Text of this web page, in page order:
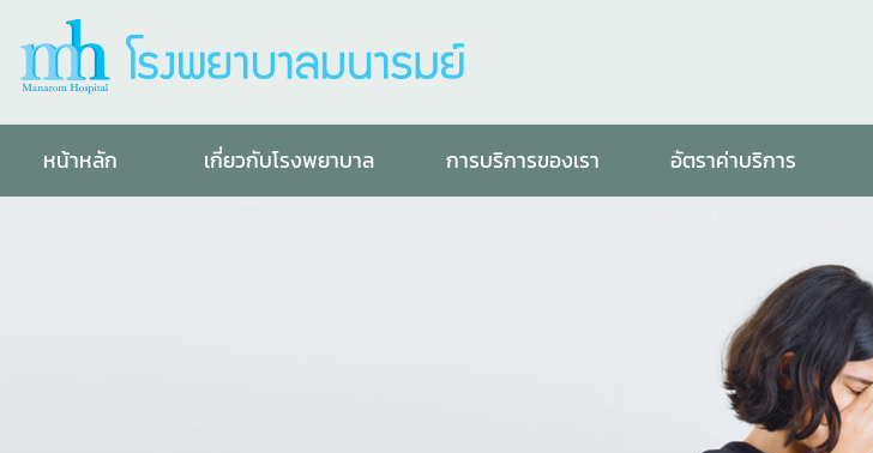
หน้าหลัก เกี่ยวกับโรงพยาบาล การบริการของเรา อัตราค่าบริการ